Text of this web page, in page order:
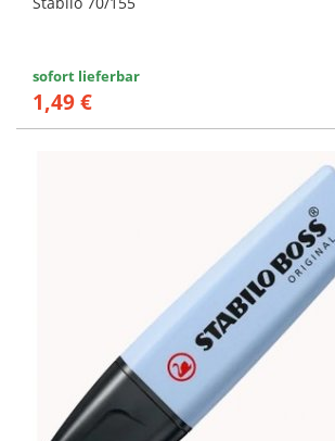
sofort lieferbar
1,49 €